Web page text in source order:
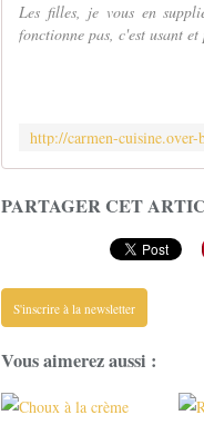
Les filles, je vous en
fonctionne pas, c'est usant
PARTAGER CET
S'inscrire à la newsletter
Vous aimerez aussi :